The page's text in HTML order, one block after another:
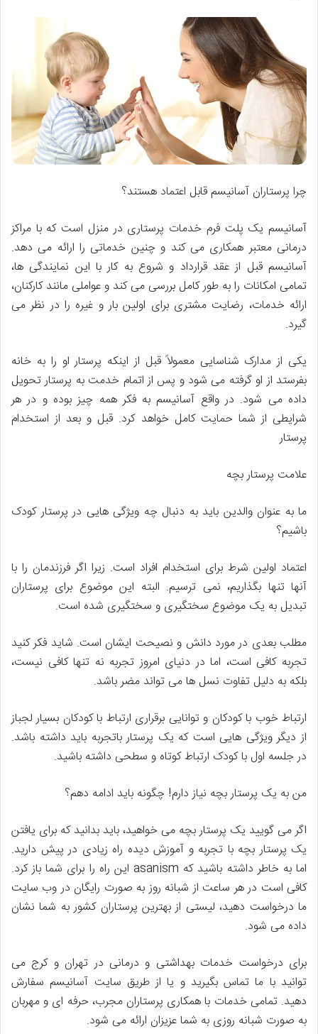
چرا پرستاران آسانیسم قابل اعتماد هستند؟
آسانیسم یک پلت فرم خدمات پرستاری در منزل است که با مراکز
درمانی معتبر همکاری می کند و چنین خدماتی را ارائه می دهد.
آسانیسم قبل از عقد قرارداد و شروع به کار با این نمایندگی ها،
تمامی امکانات را به طور کامل بررسی می کند و عواملی مانند کارکنان،
ارائه خدمات، رضایت مشتری برای اولین بار و غیره را در نظر می
گیرد.
یکی از مدارک شناسایی معمولاً قبل از اینکه پرستار او را به خانه
بفرستد از او گرفته می شود و پس از اتمام خدمت به پرستار تحویل
داده می شود. در واقع آسانیسم به فکر همه چیز بوده و در هر
شرایطی از شما حمایت کامل خواهد کرد. قبل و بعد از استخدام
پرستار
علامت پرستار بچه
ما به عنوان والدین باید به دنبال چه ویژگی هایی در پرستار کودک
باشیم؟
اعتماد اولین شرط برای استخدام افراد است. زیرا اگر فرزندمان را با
آنها تنها بگذاریم، نمی ترسیم. البته این موضوع برای پرستاران
تبدیل به یک موضوع سختگیری و سختگیری شده است.
مطلب بعدی در مورد دانش و نصیحت ایشان است. شاید فکر کنید
تجربه کافی است، اما در دنیای امروز تجربه نه تنها کافی نیست،
بلکه به دلیل تفاوت نسل ها می تواند مضر باشد.
ارتباط خوب با کودکان و توانایی برقراری ارتباط با کودکان بسیار لجباز
از دیگر ویژگی هایی است که یک پرستار باتجربه باید داشته باشد.
در جلسه اول با کودک ارتباط کوتاه و سطحی داشته باشید.
من به یک پرستار بچه نیاز دارم! چگونه باید ادامه دهم؟
اگر می گویید یک پرستار بچه می خواهید، باید بدانید که برای یافتن
یک پرستار بچه با تجربه و آموزش دیده راه زیادی در پیش دارید.
اما به خاطر داشته باشید که asanism این راه را برای شما باز کرد.
کافی است در هر ساعت از شبانه روز به صورت رایگان در وب سایت
ما درخواست دهید، لیستی از بهترین پرستاران کشور به شما نشان
داده می شود.
برای درخواست خدمات بهداشتی و درمانی در تهران و کرج می
توانید با ما تماس بگیرید و یا از طریق سایت آسانیسم سفارش
دهید. تمامی خدمات با همکاری پرستاران مجرب، حرفه ای و مهربان
به صورت شبانه روزی به شما عزیزان ارائه می شود.